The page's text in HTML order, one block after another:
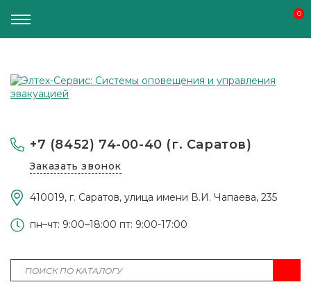
+7 (8452) 74-00-40 (г. Саратов)
Заказать звонок
410019, г. Саратов, улица имени В.И. Чапаева, 235
пн–чт: 9:00–18:00 пт: 9:00-17:00
0
0